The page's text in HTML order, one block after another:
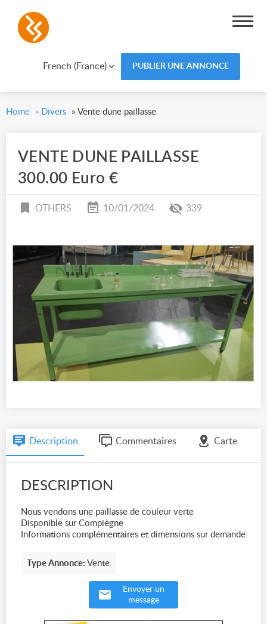
French (France) PUBLIER UNE ANNONCE
Home » Divers » Vente dune paillasse
VENTE DUNE PAILLASSE
300.00 Euro €
OTHERS 10/01/2024 339
Description Commentaires Carte
DESCRIPTION
Nous vendons une paillasse de couleur verte
Disponible sur Compiègne
Informations complémentaires et dimensions sur demande
Type Annonce: Vente
Envoyer un
message